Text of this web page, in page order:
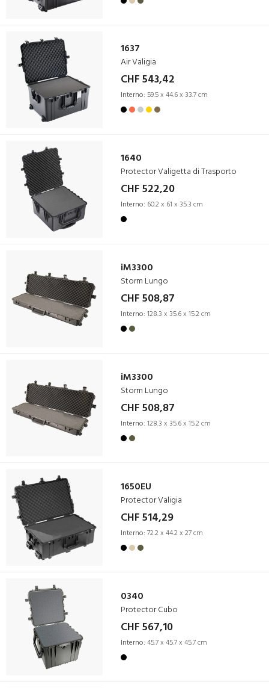
1637
Air Valigia
CHF 543,42
Interno: 59.5 x 44.6 x 33.7 cm
1640
Protector Valigetta di Trasporto
CHF 522,20
Interno: 60.2 x 61 x 35.3 cm
iM3300
Storm Lungo
CHF 508,87
Interno: 128.3 x 35.6 x 15.2 cm
iM3300
Storm Lungo
CHF 508,87
Interno: 128.3 x 35.6 x 15.2 cm
1650EU
Protector Valigia
CHF 514,29
Interno: 72.2 x 44.2 x 27 cm
0340
Protector Cubo
CHF 567,10
Interno: 45.7 x 45.7 x 45.7 cm